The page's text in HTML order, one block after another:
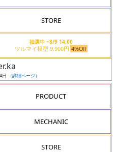
STORE
抽選中 ~8/9 14:00
ツルマイ模型 9,900円 4%Off
日 （詳細ページ）
PRODUCT
MECHANIC
STORE